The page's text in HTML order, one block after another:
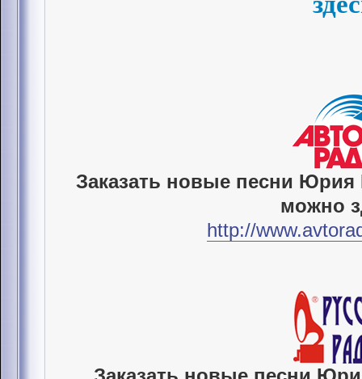
Заказать новые песни
можно
http://